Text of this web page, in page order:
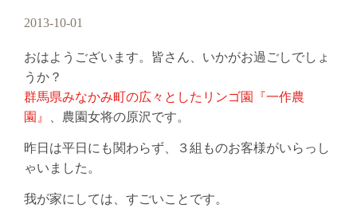
2013-10-01
おはようございます。皆さん、いかがお過ごしでしょ
うか？
群馬県みなかみ町の広々としたリンゴ園『一作農
園』
、農園女将の原沢です。
昨日は平日にも関わらず、３組ものお客様がいらっし
ゃいました。
我が家にしては、すごいことです。